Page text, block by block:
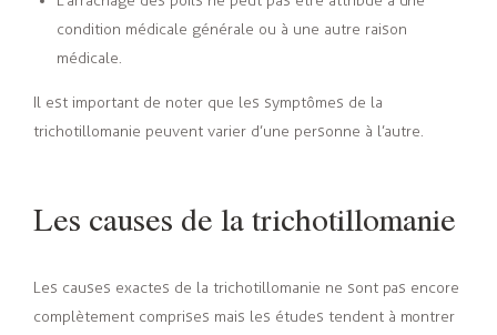
condition médicale générale ou à une autre raison
médicale.
Il est important de noter que les symptômes de la
trichotillomanie peuvent varier d’une personne à l’autre.
Les causes de la trichotillomanie
Les causes exactes de la trichotillomanie ne sont pas encore
complètement comprises mais les études tendent à montrer